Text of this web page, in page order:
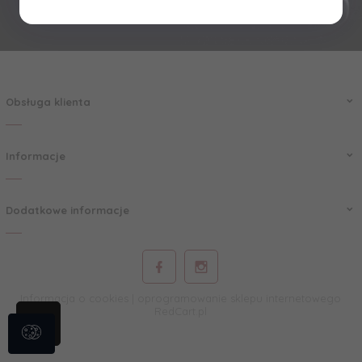
Obsługa klienta
Informacje
Dodatkowe informacje
Informacja o cookies